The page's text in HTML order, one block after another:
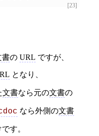
[23]
書の URL ですが、
となり、
文書なら元の文書の
なら外側の文書
す。